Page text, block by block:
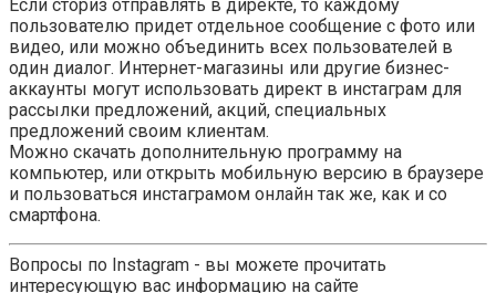
Если сториз отправлять в директе, то каждому
пользователю придет отдельное сообщение с фото или
видео, или можно объединить всех пользователей в
один диалог. Интернет-магазины или другие бизнес-
аккаунты могут использовать директ в инстаграм для
рассылки предложений, акций, специальных
предложений своим клиентам.
Можно скачать дополнительную программу на
компьютер, или открыть мобильную версию в браузере
и пользоваться инстаграмом онлайн так же, как и со
смартфона.
Вопросы по Instagram - вы можете прочитать
интересующую вас информацию на сайте